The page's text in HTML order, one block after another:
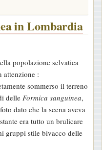
in Lombardia
popolazione selvatica
attenzione :
sommerso il terreno
delle Formica sanguinea,
dato che la scena aveva
era tutto un brulicare
gruppi stile bivacco delle